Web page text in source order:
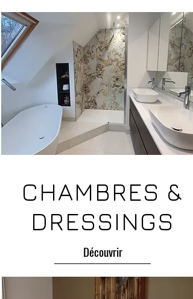
CHAMBRES &
DRESSINGS
Découvrir